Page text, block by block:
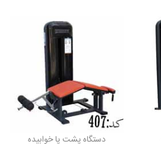
دستگاه پشت پا خوابیده